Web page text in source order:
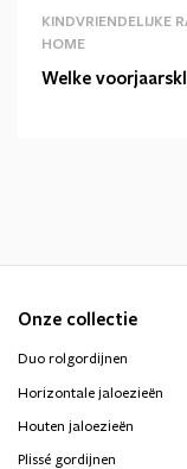
KINDVRIENDELIJKE
HOME
Welke
Onze collectie
Duo rolgordijnen
Horizontale jaloezieën
Houten jaloezieën
Plissé gordijnen